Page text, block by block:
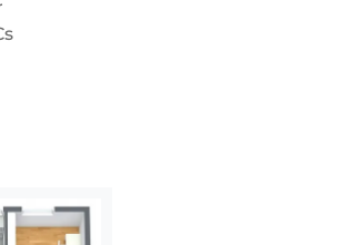
gedämmt (ca. 5 cm).